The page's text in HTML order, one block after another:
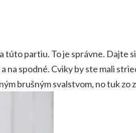
partiu. To je správne. Dajte
na spodné. Cviky by ste mali
brušným svalstvom, no tuk zo